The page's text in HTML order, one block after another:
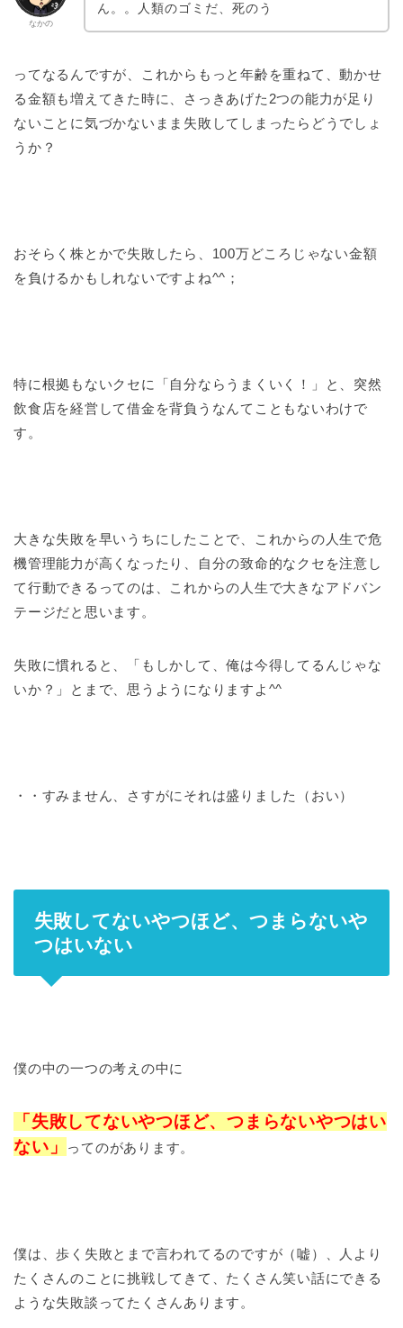
なかの
ん。。人類のゴミだ、死のう
ってなるんですが、これからもっと年齢を重ねて、動かせ
る金額も増えてきた時に、さっきあげた2つの能力が足り
ないことに気づかないまま失敗してしまったらどうでしょ
うか？
おそらく株とかで失敗したら、100万どころじゃない金額
を負けるかもしれないですよね^^；
特に根拠もないクセに「自分ならうまくいく！」と、突然
飲食店を経営して借金を背負うなんてこともないわけで
す。
大きな失敗を早いうちにしたことで、これからの人生で危
機管理能力が高くなったり、自分の致命的なクセを注意し
て行動できるってのは、これからの人生で大きなアドバン
テージだと思います。
失敗に慣れると、「もしかして、俺は今得してるんじゃな
いか？」とまで、思うようになりますよ^^
・・すみません、さすがにそれは盛りました（おい）
失敗してないやつほど、つまらないや
つはいない
僕の中の一つの考えの中に
「失敗してないやつほど、つまらないやつはい
ない」
ってのがあります。
僕は、歩く失敗とまで言われてるのですが（嘘）、人より
たくさんのことに挑戦してきて、たくさん笑い話にできる
ような失敗談ってたくさんあります。